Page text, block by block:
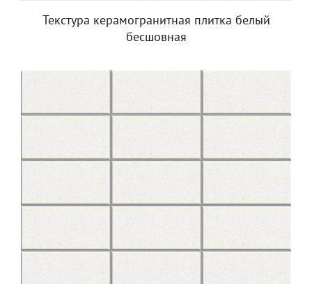
Текстура керамогранитная плитка белый
бесшовная